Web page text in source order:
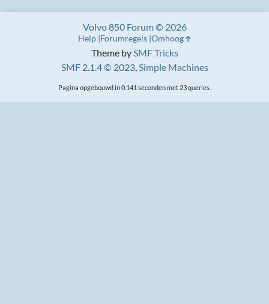
Theme bySMF Tricks
SMF 2.1.4 © 2023,Simple Machines
Volvo 850 Forum © 2026
Help Forumregels Omhoog
Pagina opgebouwd in 0.141 seconden met 23 queries.